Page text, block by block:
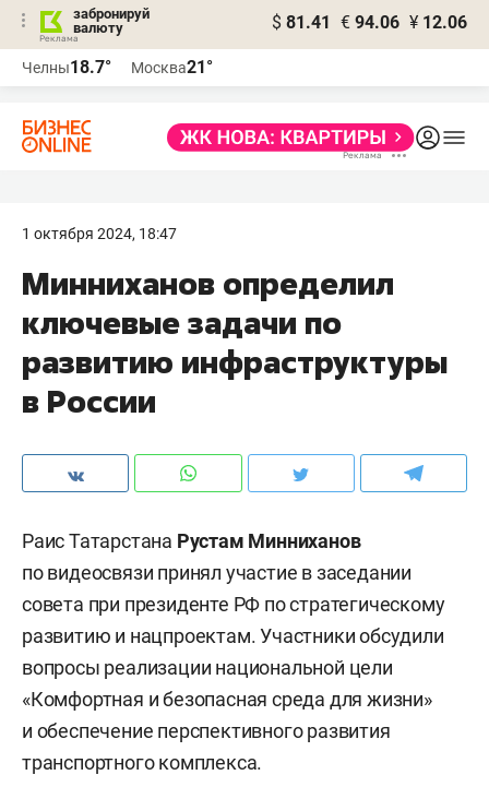
забронируй
валюту
$ 81.41 € 94.06 ¥ 12.06
Челны18.7° Москва21°
1 октября 2024, 18:47
Минниханов определил
ключевые задачи по
развитию инфраструктуры
в России
Раис Татарстана Рустам Минниханов
по видеосвязи принял участие в заседании
совета при президенте РФ по стратегическому
развитию и нацпроектам. Участники обсудили
вопросы реализации национальной цели
«Комфортная и безопасная среда для жизни»
и обеспечение перспективного развития
транспортного комплекса.